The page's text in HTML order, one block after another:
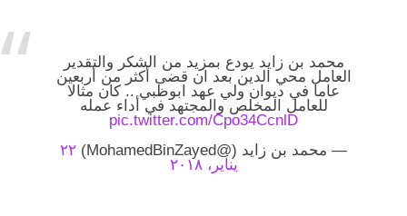
محمد بن زايد يودع بمزيد من الشكر والتقدير
العامل محي الدين بعد ان قضى أكثر من أربعين
عاما في ديوان ولي عهد ابوظبي .. كان مثالا
للعامل المخلص والمجتهد في أداء عمله
pic.twitter.com/Cpo34CcnlD
— محمد بن زايد (@MohamedBinZayed)
٢٢
يناير، ٢٠١٨